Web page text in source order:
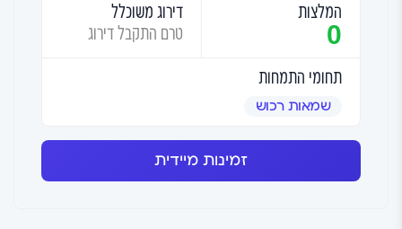
המלצות
0
דירוג משוכלל
טרם התקבל דירוג
תחומי התמחות
שמאות רכוש
זמינות מיידית